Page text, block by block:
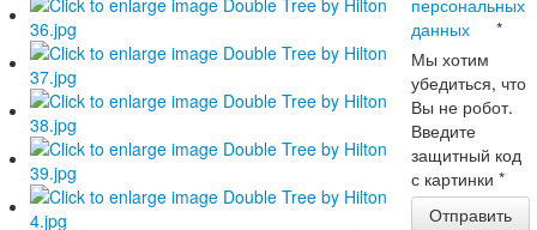
данных
*
Мы хотим
убедиться, что
Вы не робот.
Введите
защитный код
с картинки*
Отправить